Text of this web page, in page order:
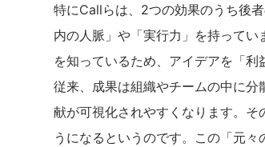
特にCallらは、2つの効果のうち後
内の人脈」や「実行力」を持って
を知っているため、アイデアを「利
従来、成果は組織やチームの中に
献が可視化されやすくなります。
うになるというのです。この「元